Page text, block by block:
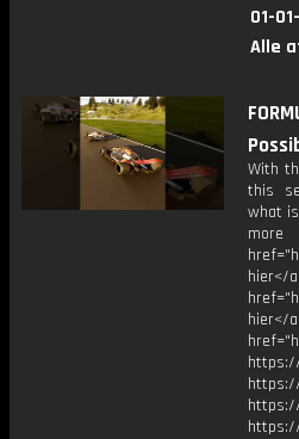
01-
Alle
With
this
what
more